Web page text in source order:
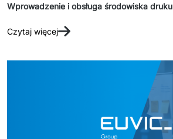
Wprowadzenie i obsługa środowiska druku
Czytaj więcej